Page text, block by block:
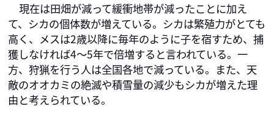
現在は田畑が減って緩衝地帯が減ったことに加え
て、シカの個体数が増えている。シカは繁殖力がとても
高く、メスは2歳以降に毎年のように子を宿すため、捕
獲しなければ4～5年で倍増すると言われている。一
方、狩猟を行う人は全国各地で減っている。また、天
敵のオオカミの絶滅や積雪量の減少もシカが増えた理
由と考えられている。